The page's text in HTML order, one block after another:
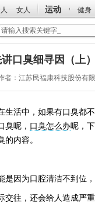
女人 运动 健身
口臭细寻因（上）
者： 江苏民福康科技股份有
活中，如果有口臭都不
臭呢， 口臭怎么办呢，
的内容。
因为口腔清洁不到位，
往，还会给人造成严重